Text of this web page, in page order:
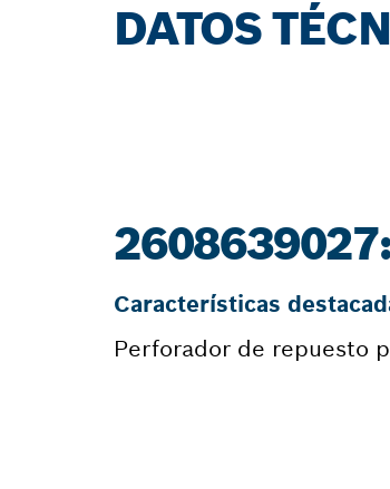
DATOS
Características
Perforador de repuesto